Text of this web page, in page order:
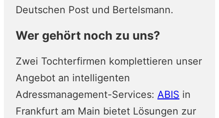
Deutschen Post und Bertelsmann.
Wer gehört noch zu uns?
Zwei Tochterfirmen komplettieren unser
Angebot an intelligenten
Adressmanagement-Services: ABIS in
Frankfurt am Main bietet Lösungen zur